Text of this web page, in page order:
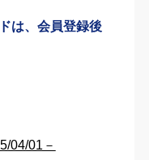
は、会員登録後
04/01－